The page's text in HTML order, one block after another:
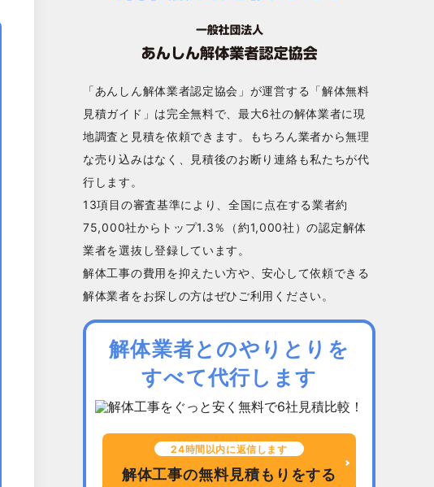
「あんしん解体業者認定協会」が運営する「解体無料
見積ガイド」は完全無料で、最大6社の解体業者に現
地調査と見積を依頼できます。もちろん業者から無理
な売り込みはなく、見積後のお断り連絡も私たちが代
行します。
13項目の審査基準により、全国に点在する業者約
75,000社からトップ1.3％（約1,000社）の認定解体
業者を選抜し登録しています。
解体工事の費用を抑えたい方や、安心して依頼できる
解体業者をお探しの方はぜひご利用ください。
解体業者とのやりとりを
すべて代行します
24時間以内に返信します
解体工事の無料見積もりをする